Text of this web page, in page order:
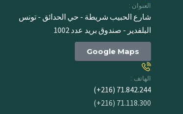
العنوان :
شارع الحبيب شريطة - حي الحدائق - تونس
البلفدير - صندوق بريد عدد 1002
Google Maps
الهاتف :
71.842.244 (216+)
71.118.300 (216+)